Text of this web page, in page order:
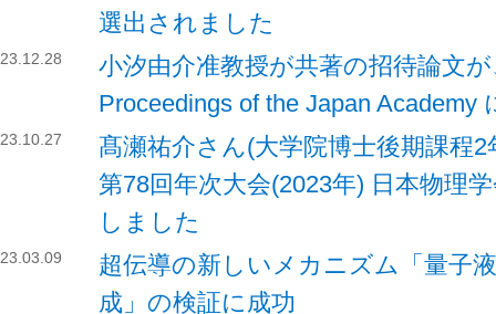
選出されました
23.12.28
小汐由介准教授が共著の招待論文
Proceedings of the Japan Academy
23.10.27
髙瀬祐介さん(大学院博士後期課程
第78回年次大会(2023年) 日本物理
しました
23.03.09
超伝導の新しいメカニズム「量子
成」の検証に成功